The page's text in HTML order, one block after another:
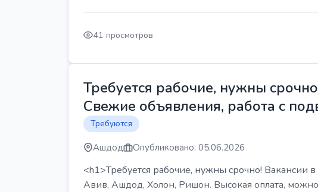
41 просмотров
Требуется рабочие, нужны
Свежие объявления, работа с
Требуются
Ашдод Опубликовано: 05.06.2026
<h1>Требуется рабочие, нужны срочно! Вакансии
Авив, Ашдод, Холон, Ришон. Высокая оплата,